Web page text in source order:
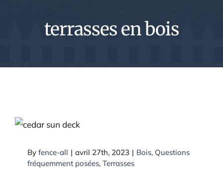
terrasses en bois
Comment est-ce qu’on appelle
By fence-all | avril 27th, 2023 | Bois, Questions
fréquemment posées, Terrasses